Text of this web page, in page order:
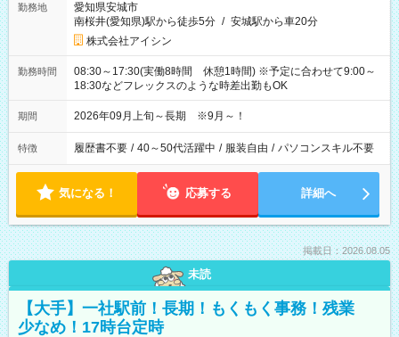
勤務地
愛知県安城市
南桜井(愛知県)駅から徒歩5分 / 安城駅から車20分
株式会社アイシン
勤務時間
08:30～17:30(実働8時間 休憩1時間) ※予定に合わせて9:00～
18:30などフレックスのような時差出勤もOK
期間 2026年09月上旬～長期 ※9月～！
特徴 履歴書不要 / 40～50代活躍中 / 服装自由 / パソコンスキル不要
気になる！ 応募する 詳細へ
掲載日：2026.08.05
未読
【大手】一社駅前！長期！もくもく事務！残業
少なめ！17時台定時